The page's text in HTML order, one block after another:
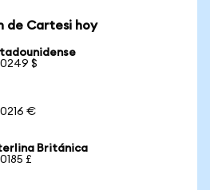
de Cartesi hoy
$
€
Británica
£